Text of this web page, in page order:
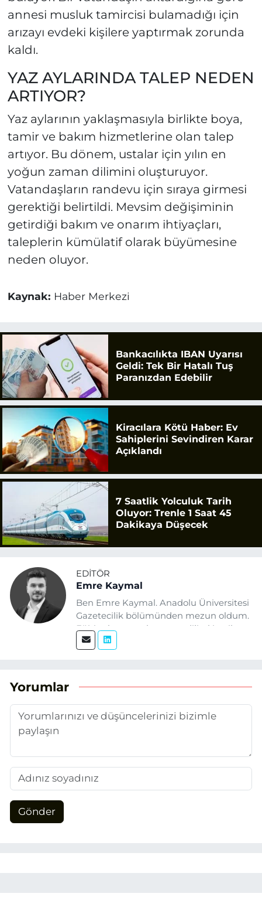
annesi musluk tamircisi bulamadığı için
arızayı evdeki kişilere yaptırmak zorunda
kaldı.
YAZ AYLARINDA TALEP NEDEN
ARTIYOR?
Yaz aylarının yaklaşmasıyla birlikte boya,
tamir ve bakım hizmetlerine olan talep
artıyor. Bu dönem, ustalar için yılın en
yoğun zaman dilimini oluşturuyor.
Vatandaşların randevu için sıraya girmesi
gerektiği belirtildi. Mevsim değişiminin
getirdiği bakım ve onarım ihtiyaçları,
taleplerin kümülatif olarak büyümesine
neden oluyor.
Kaynak: Haber Merkezi
Bankacılıkta IBAN Uyarısı
Geldi: Tek Bir Hatalı Tuş
Paranızdan Edebilir
Kiracılara Kötü Haber: Ev
Sahiplerini Sevindiren Karar
Açıklandı
7 Saatlik Yolculuk Tarih
Oluyor: Trenle 1 Saat 45
Dakikaya Düşecek
EDITÖR
Emre Kaymal
Ben Emre Kaymal. Anadolu Üniversitesi
Gazetecilik bölümünden mezun oldum.
Eğitim hayatım boyunca dijital içerik
üretimi ve arama motoru
temel alıyorum.
Yorumlar
Gönder